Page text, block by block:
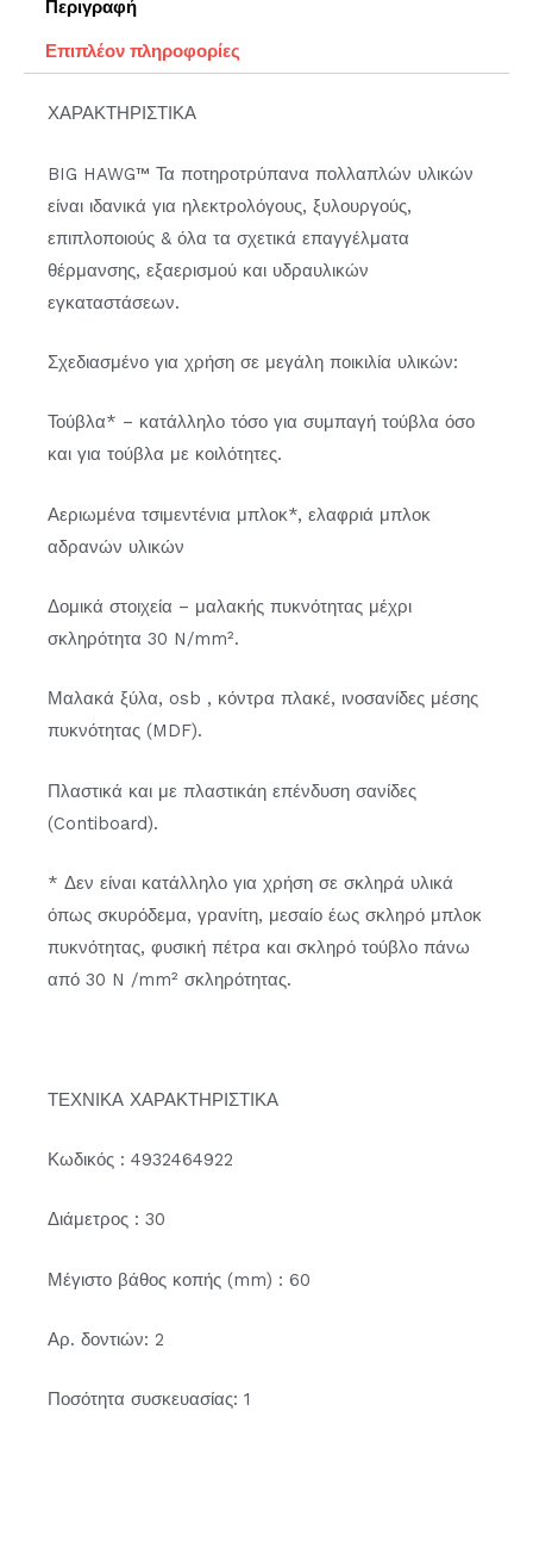
Περιγραφή
Επιπλέον πληροφορίες
ΧΑΡΑΚΤΗΡΙΣΤΙΚΑ
BIG HAWG™ Τα ποτηροτρύπανα πολλαπλών υλικών
είναι ιδανικά για ηλεκτρολόγους, ξυλουργούς,
επιπλοποιούς & όλα τα σχετικά επαγγέλματα
θέρμανσης, εξαερισμού και υδραυλικών
εγκαταστάσεων.
Σχεδιασμένο για χρήση σε μεγάλη ποικιλία υλικών:
Τούβλα* – κατάλληλο τόσο για συμπαγή τούβλα όσο
και για τούβλα με κοιλότητες.
Αεριωμένα τσιμεντένια μπλοκ*, ελαφριά μπλοκ
αδρανών υλικών
Δομικά στοιχεία – μαλακής πυκνότητας μέχρι
σκληρότητα 30 N/mm².
Μαλακά ξύλα, osb , κόντρα πλακέ, ινοσανίδες μέσης
πυκνότητας (MDF).
Πλαστικά και με πλαστικάη επένδυση σανίδες
(Contiboard).
* Δεν είναι κατάλληλο για χρήση σε σκληρά υλικά
όπως σκυρόδεμα, γρανίτη, μεσαίο έως σκληρό μπλοκ
πυκνότητας, φυσική πέτρα και σκληρό τούβλο πάνω
από 30 N /mm² σκληρότητας.
ΤΕΧΝΙΚΑ ΧΑΡΑΚΤΗΡΙΣΤΙΚΑ
Κωδικός : 4932464922
Διάμετρος : 30
Μέγιστο βάθος κοπής (mm) : 60
Αρ. δοντιών: 2
Ποσότητα συσκευασίας: 1